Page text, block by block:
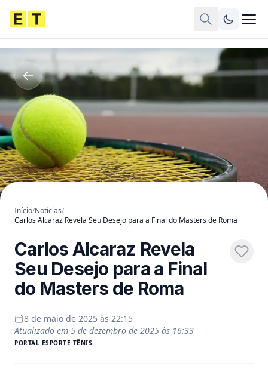
Início/Notícias/
Carlos Alcaraz Revela Seu Desejo para a Final do Masters de Roma
Carlos Alcaraz Revela
Seu Desejo para a Final
do Masters de Roma
8 de maio de 2025 às 22:15
Atualizado em 5 de dezembro de 2025 às 16:33
PORTAL ESPORTE TÊNIS